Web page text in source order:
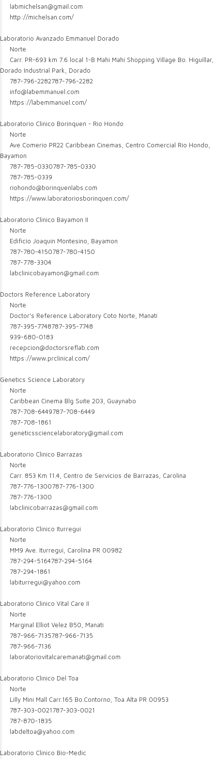
labmichelsan@gmail.com
http://michelsan.com/
Laboratorio Avanzado Emmanuel Dorado
Norte
Carr. PR-693 km 7.6 local 1-B Mahi Mahi Shopping Village Bo. Higuillar,
Dorado Industrial Park, Dorado
787-796-2282787-796-2282
info@labemmanuel.com
https://labemmanuel.com/
Laboratorio Clinico Borinquen - Rio Hondo
Norte
Ave Comerio PR22 Caribbean Cinemas, Centro Comercial Rio Hondo,
Bayamon
787-785-0330787-785-0330
787-785-0339
riohondo@borinquenlabs.com
https://www.laboratoriosborinquen.com/
Laboratorio Clinico Bayamon II
Norte
Edificio Joaquin Montesino, Bayamon
787-780-4150787-780-4150
787-778-3304
labclinicobayamon@gmail.com
Doctors Reference Laboratory
Norte
Doctor's Reference Laboratory Coto Norte, Manatí
787-395-7748787-395-7748
939-680-0183
recepcion@doctorsreflab.com
https://www.prclinical.com/
Genetics Science Laboratory
Norte
Caribbean Cinema Blg Suite 203, Guaynabo
787-708-6449787-708-6449
787-708-1861
geneticssciencelaboratory@gmail.com
Laboratorio Clinico Barrazas
Norte
Carr. 853 Km 11.4, Centro de Servicios de Barrazas, Carolina
787-776-1300787-776-1300
787-776-1300
labclinicobarrazas@gmail.com
Laboratorio Clinico Iturregui
Norte
MM9 Ave. Iturregui, Carolina PR 00982
787-294-5164787-294-5164
787-294-1861
labiturregui@yahoo.com
Laboratorio Clinico Vital Care II
Norte
Marginal Elliot Velez B50, Manati
787-966-7135787-966-7135
787-966-7136
laboratoriovitalcaremanati@gmail.com
Laboratorio Clinico Del Toa
Norte
Lilly Mini Mall Carr.165 Bo.Contorno, Toa Alta PR 00953
787-303-0021787-303-0021
787-870-1835
labdeltoa@yahoo.com
Laboratorio Clinico Bio-Medic